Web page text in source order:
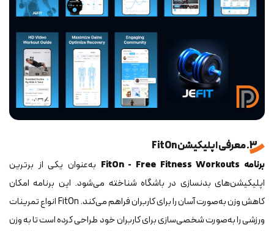
3. معرفی اپلیکیشن FitOn
برنامه FitOn - Free Fitness Workouts
به‌عنوان یکی از برترین
اپلیکیشن‌های بدنسازی در باشگاه شناخته می‌شود. این برنامه امکان
کاهش وزن به‌صورت آسان را برای کاربران فراهم می‌کند. FitOn انواع تمرینات
ورزشی را به‌صورت شخصی‌سازی برای کاربران خود طراحی کرده است تا به وزن